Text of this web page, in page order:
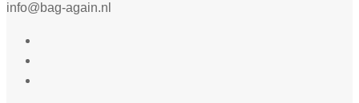
info@bag-again.nl